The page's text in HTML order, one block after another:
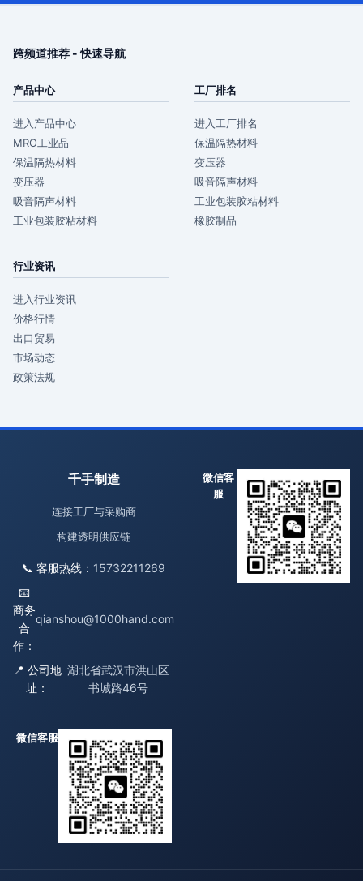
跨频道推荐 - 快速导航
产品中心
进入产品中心
MRO工业品
保温隔热材料
变压器
吸音隔声材料
工业包装胶粘材料
工厂排名
进入工厂排名
保温隔热材料
变压器
吸音隔声材料
工业包装胶粘材料
橡胶制品
行业资讯
进入行业资讯
价格行情
出口贸易
市场动态
政策法规
千手制造
连接工厂与采购商
构建透明供应链
📞 客服热线： 15732211269
📧
商务
合
作：
qianshou@1000hand.com
📍 公司地
址：
湖北省武汉市洪山区
书城路46号
微信客
服
微信客服